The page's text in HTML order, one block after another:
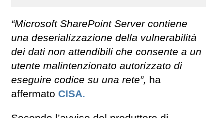
“Microsoft SharePoint Server contiene
una deserializzazione della vulnerabilità
dei dati non attendibili che consente a un
utente malintenzionato autorizzato di
eseguire codice su una rete”, ha
affermato CISA.